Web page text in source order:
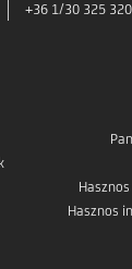
+36 1/30 325
Hasznos